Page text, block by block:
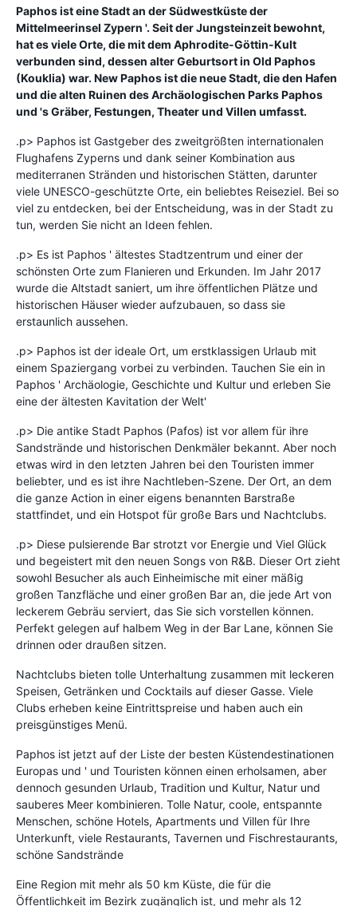
Paphos ist eine Stadt an der Südwestküste der
Mittelmeerinsel Zypern '. Seit der Jungsteinzeit bewohnt,
hat es viele Orte, die mit dem Aphrodite-Göttin-Kult
verbunden sind, dessen alter Geburtsort in Old Paphos
(Kouklia) war. New Paphos ist die neue Stadt, die den Hafen
und die alten Ruinen des Archäologischen Parks Paphos
und 's Gräber, Festungen, Theater und Villen umfasst.
.p> Paphos ist Gastgeber des zweitgrößten internationalen
Flughafens Zyperns und dank seiner Kombination aus
mediterranen Stränden und historischen Stätten, darunter
viele UNESCO-geschützte Orte, ein beliebtes Reiseziel. Bei so
viel zu entdecken, bei der Entscheidung, was in der Stadt zu
tun, werden Sie nicht an Ideen fehlen.
.p> Es ist Paphos ' ältestes Stadtzentrum und einer der
schönsten Orte zum Flanieren und Erkunden. Im Jahr 2017
wurde die Altstadt saniert, um ihre öffentlichen Plätze und
historischen Häuser wieder aufzubauen, so dass sie
erstaunlich aussehen.
.p> Paphos ist der ideale Ort, um erstklassigen Urlaub mit
einem Spaziergang vorbei zu verbinden. Tauchen Sie ein in
Paphos ' Archäologie, Geschichte und Kultur und erleben Sie
eine der ältesten Kavitation der Welt'
.p> Die antike Stadt Paphos (Pafos) ist vor allem für ihre
Sandstrände und historischen Denkmäler bekannt. Aber noch
etwas wird in den letzten Jahren bei den Touristen immer
beliebter, und es ist ihre Nachtleben-Szene. Der Ort, an dem
die ganze Action in einer eigens benannten Barstraße
stattfindet, und ein Hotspot für große Bars und Nachtclubs.
.p> Diese pulsierende Bar strotzt vor Energie und Viel Glück
und begeistert mit den neuen Songs von R&B. Dieser Ort zieht
sowohl Besucher als auch Einheimische mit einer mäßig
großen Tanzfläche und einer großen Bar an, die jede Art von
leckerem Gebräu serviert, das Sie sich vorstellen können.
Perfekt gelegen auf halbem Weg in der Bar Lane, können Sie
drinnen oder draußen sitzen.
Nachtclubs bieten tolle Unterhaltung zusammen mit leckeren
Speisen, Getränken und Cocktails auf dieser Gasse. Viele
Clubs erheben keine Eintrittspreise und haben auch ein
preisgünstiges Menü.
Paphos ist jetzt auf der Liste der besten Küstendestinationen
Europas und ' und Touristen können einen erholsamen, aber
dennoch gesunden Urlaub, Tradition und Kultur, Natur und
sauberes Meer kombinieren. Tolle Natur, coole, entspannte
Menschen, schöne Hotels, Apartments und Villen für Ihre
Unterkunft, viele Restaurants, Tavernen und Fischrestaurants,
schöne Sandstrände
Eine Region mit mehr als 50 km Küste, die für die
Öffentlichkeit im Bezirk zugänglich ist, und mehr als 12